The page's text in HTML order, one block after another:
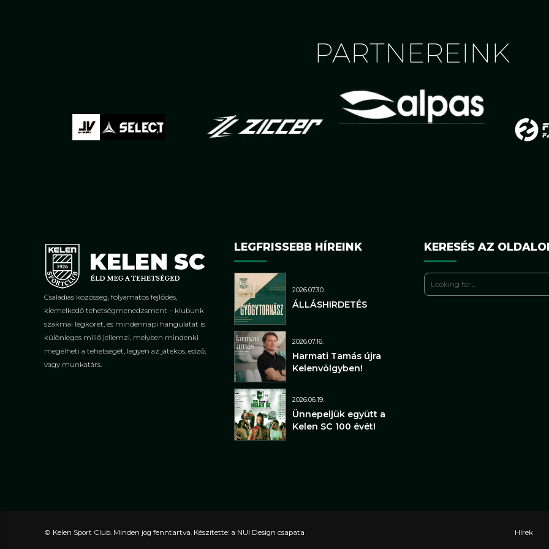
PARTNEREINK
Családias közösség, folyamatos fejlődés,
kiemelkedő tehetségmenedzsment – klubunk
szakmai légkörét, és mindennapi hangulatát is
különleges miliő jellemzi, melyben mindenki
megélheti a tehetségét, legyen az játékos, edző,
vagy munkatárs.
LEGFRISSEBB HÍREINK
2026.07.30.
ÁLLÁSHIRDETÉS
2026.07.16.
Harmati Tamás újra
Kelenvölgyben!
2026.06.19.
Ünnepeljük együtt a
Kelen SC 100 évét!
KERESÉS AZ
© Kelen Sport Club. Minden jog fenntartva. Készítette: a NUI Design csapata Hírek